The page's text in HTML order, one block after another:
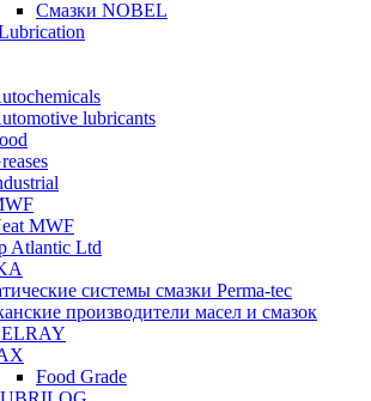
Смазки NOBEL
lubricants
MWF
Atlantic Ltd
системы смазки Perma-tec
производители масел и смазок
Food Grade